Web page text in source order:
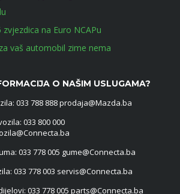
na Euro NCAPu
vaš automobil zime nema
O NAŠIM USLUGAMA?
033 788 888 prodaja@Mazda.ba
033 800 000
033 778 005 gume@Connecta.ba
033 778 003 servis@Connecta.ba
033 778 005 parts@Connecta.ba